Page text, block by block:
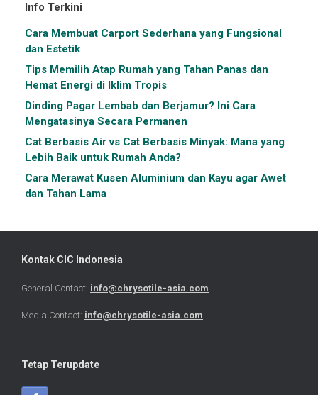
Info Terkini
Cara Membuat Carport Sederhana yang Fungsional
dan Estetik
Tips Memilih Atap Rumah yang Tahan Panas dan
Hemat Energi di Iklim Tropis
Dinding Pagar Lembab dan Berjamur? Ini Cara
Mengatasinya Secara Permanen
Cat Berbasis Air vs Cat Berbasis Minyak: Mana yang
Lebih Baik untuk Rumah Anda?
Cara Merawat Kusen Aluminium dan Kayu agar Awet
dan Tahan Lama
Kontak CIC Indonesia
General Contact: info@chrysotile-asia.com
Media Contact: info@chrysotile-asia.com
Tetap Terupdate